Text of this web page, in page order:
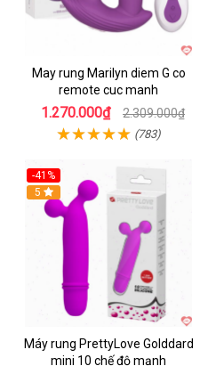
May rung Marilyn diem G co
remote cuc manh
1.270.000₫ 2.309.000₫
(783)
-41%
Hot
5
Máy rung PrettyLove Golddard
mini 10 chế độ mạnh